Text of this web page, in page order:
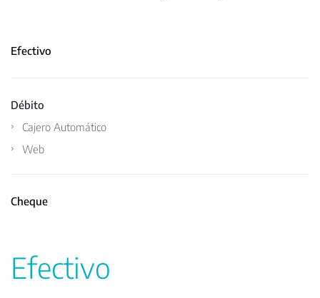
Efectivo
Débito
Cajero Automático
Web
Cheque
Efectivo